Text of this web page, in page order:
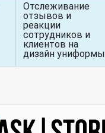
Отслеживание
отзывов и
реакции
сотрудников и
клиентов на
дизайн униформы